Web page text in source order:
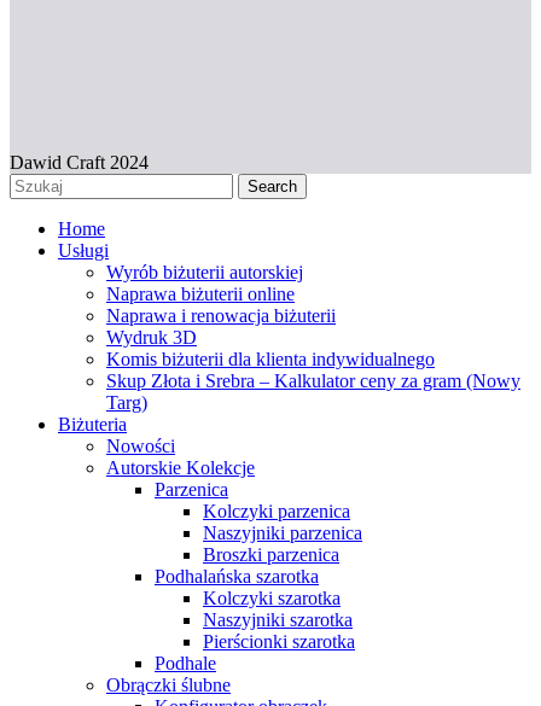
Dawid Craft 2024
Search
Home
Usługi
Wyrób biżuterii autorskiej
Naprawa biżuterii online
Naprawa i renowacja biżuterii
Wydruk 3D
Komis biżuterii dla klienta indywidualnego
Skup Złota i Srebra – Kalkulator ceny za gram (Nowy
Targ)
Biżuteria
Nowości
Autorskie Kolekcje
Parzenica
Kolczyki parzenica
Naszyjniki parzenica
Broszki parzenica
Podhalańska szarotka
Kolczyki szarotka
Naszyjniki szarotka
Pierścionki szarotka
Podhale
Obrączki ślubne